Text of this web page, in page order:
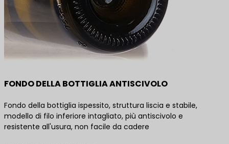
FONDO DELLA BOTTIGLIA ANTISCIVOLO
Fondo della bottiglia ispessito, struttura liscia e stabile,
modello di filo inferiore intagliato, più antiscivolo e
resistente all'usura, non facile da cadere